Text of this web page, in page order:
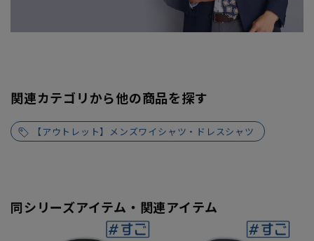
関連カテゴリから他の商品を探す
【アウトレット】メンズワイシャツ・ドレスシャツ
同シリーズアイテム・関連アイテム